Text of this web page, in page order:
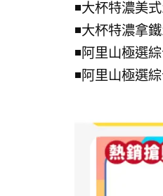
◾大杯特濃美
◾大杯特濃拿
◾阿里山極選
◾阿里山極選